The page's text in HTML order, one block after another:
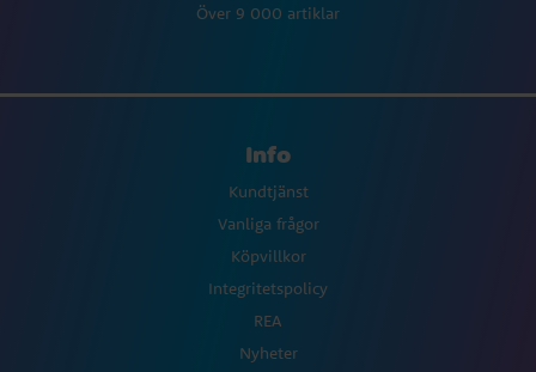
Över 9 000 artiklar
Info
Kundtjänst
Vanliga frågor
Köpvillkor
Integritetspolicy
REA
Nyheter